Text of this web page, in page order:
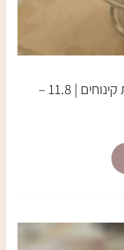
סדנת הורים וילדים להכנת נרות קינוחים | 11.8 –